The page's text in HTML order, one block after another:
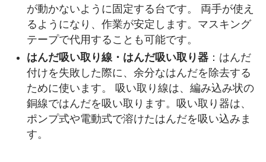
が動かないように固定する台です。 両手が使え
るようになり、作業が安定します。マスキング
テープで代用することも可能です。
はんだ吸い取り線・はんだ吸い取り器：はんだ
付けを失敗した際に、余分なはんだを除去する
ために使います。 吸い取り線は、編み込み状の
銅線ではんだを吸い取ります。吸い取り器は、
ポンプ式や電動式で溶けたはんだを吸い込みま
す。